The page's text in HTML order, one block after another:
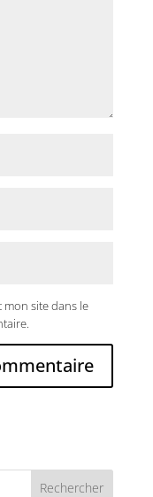
mon site dans le